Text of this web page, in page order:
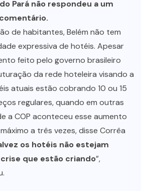
Pará não respondeu a um
de habitantes, Belém não tem
expressiva de hotéis. Apesar
feito pelo governo brasileiro
da rede hoteleira visando a
atuais estão cobrando 10 ou 15
regulares, quando em outras
a COP aconteceu esse aumento
a três vezes, disse Corrêa
os hotéis não estejam
que estão criando”,